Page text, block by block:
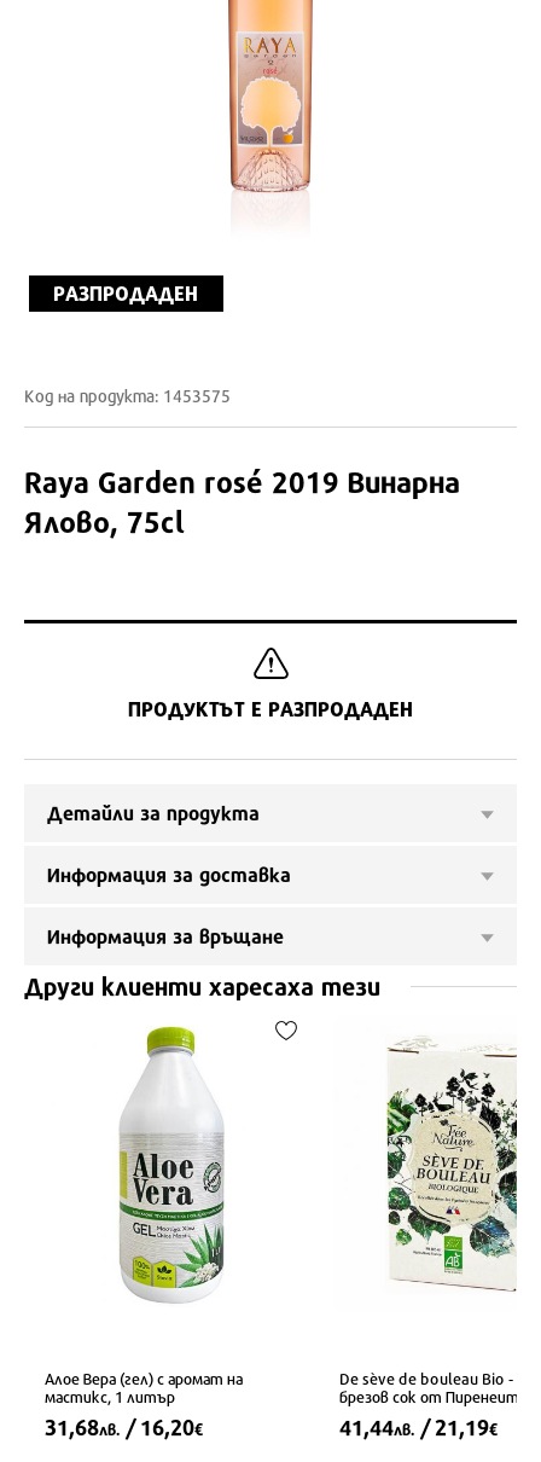
РАЗПРОДАДЕН
Код на продукта: 1453575
Raya Garden rosé 2019 Винарна
Ялово, 75cl
ПРОДУКТЪТ Е РАЗПРОДАДЕН
Детайли за продукта
Информация за доставка
Информация за връщане
Други клиенти харесаха тези
Алое Вера (гел) с аромат на
мастикс, 1 литър
31,68лв. / 16,20€
De sève de bouleau Bio - Био
брезов сок от Пиренеите,
41,44лв. / 21,19€